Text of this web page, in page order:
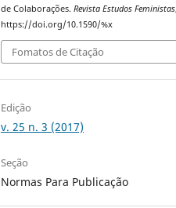
de Colaborações.Revista Estudos Feministas
https://doi.org/10.1590/%x
Fomatos de Citação
Edição
v. 25 n. 3 (2017)
Seção
Normas Para Publicação